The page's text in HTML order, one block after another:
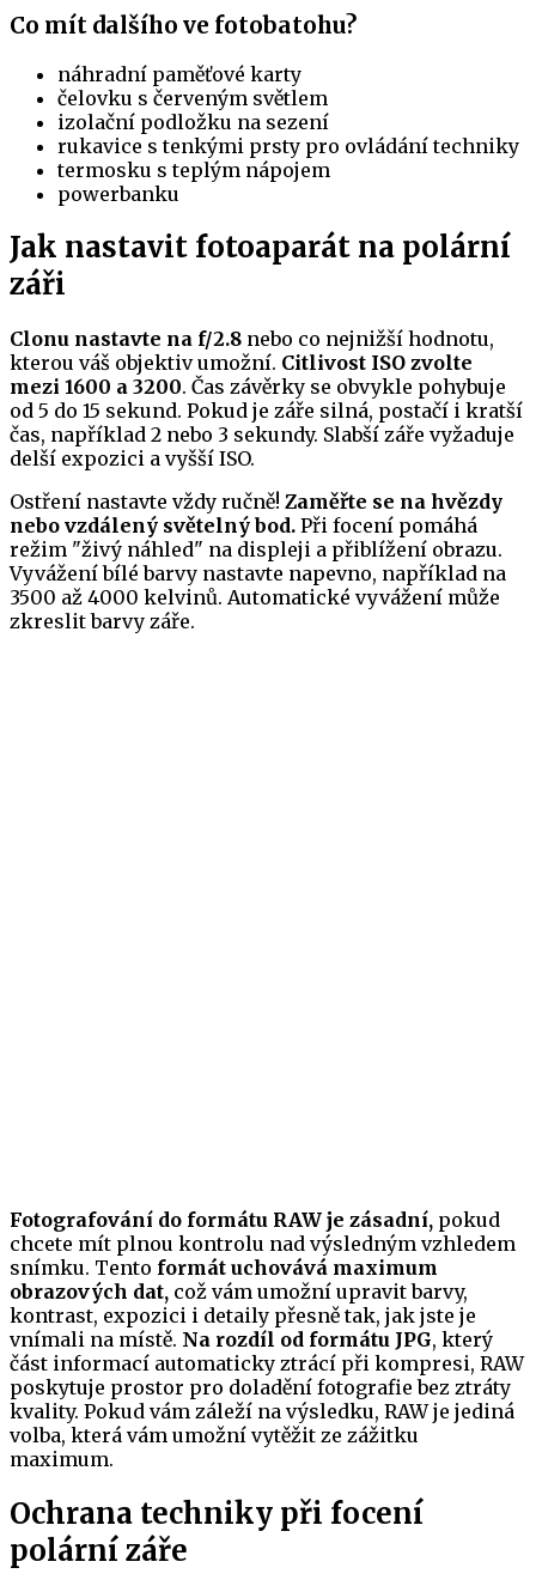
Co mít dalšího ve fotobatohu?
náhradní paměťové karty
čelovku s červeným světlem
izolační podložku na sezení
rukavice s tenkými prsty pro ovládání techniky
termosku s teplým nápojem
powerbanku
Jak nastavit fotoaparát na polární
záři
Clonu nastavte na f/2.8 nebo co nejnižší hodnotu,
kterou váš objektiv umožní. Citlivost ISO zvolte
mezi 1600 a 3200. Čas závěrky se obvykle pohybuje
od 5 do 15 sekund. Pokud je záře silná, postačí i kratší
čas, například 2 nebo 3 sekundy. Slabší záře vyžaduje
delší expozici a vyšší ISO.
Ostření nastavte vždy ručně! Zaměřte se na hvězdy
nebo vzdálený světelný bod. Při focení pomáhá
režim "živý náhled" na displeji a přiblížení obrazu.
Vyvážení bílé barvy nastavte napevno, například na
3500 až 4000 kelvinů. Automatické vyvážení může
zkreslit barvy záře.
Fotografování do formátu RAW je zásadní, pokud
chcete mít plnou kontrolu nad výsledným vzhledem
snímku. Tento formát uchovává maximum
obrazových dat, což vám umožní upravit barvy,
kontrast, expozici i detaily přesně tak, jak jste je
vnímali na místě. Na rozdíl od formátu JPG, který
část informací automaticky ztrácí při kompresi, RAW
poskytuje prostor pro doladění fotografie bez ztráty
kvality. Pokud vám záleží na výsledku, RAW je jediná
volba, která vám umožní vytěžit ze zážitku
maximum.
Ochrana techniky při focení
polární záře